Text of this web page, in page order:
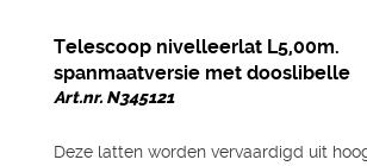
Telescoop nivelleerlat L5,00m.
spanmaatversie met dooslibelle
Art.nr. N345121
Deze latten worden vervaardigd uit